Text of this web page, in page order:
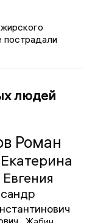
пострадали
людей
Роман